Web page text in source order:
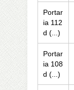
Portar
ia 112
d (...)
Portar
ia 108
d (...)